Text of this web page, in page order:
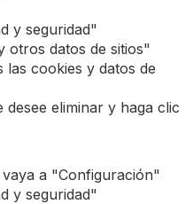
y seguridad"
otros datos de sitios"
las cookies y datos de
desee eliminar y haga clic
a "Configuración"
y seguridad"